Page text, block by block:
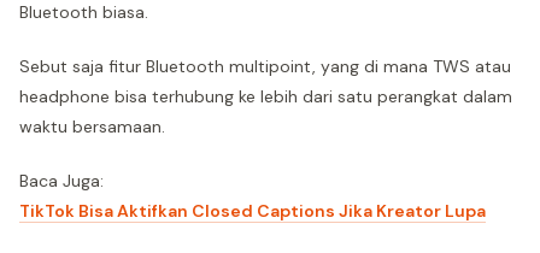
Bluetooth biasa.
Sebut saja fitur Bluetooth multipoint, yang di mana TWS atau
headphone bisa terhubung ke lebih dari satu perangkat dalam
waktu bersamaan.
Baca Juga:
TikTok Bisa Aktifkan Closed Captions Jika Kreator Lupa